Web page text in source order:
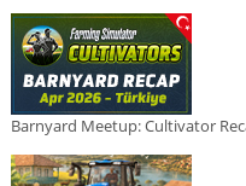
Barnyard Meetup: Cultivator